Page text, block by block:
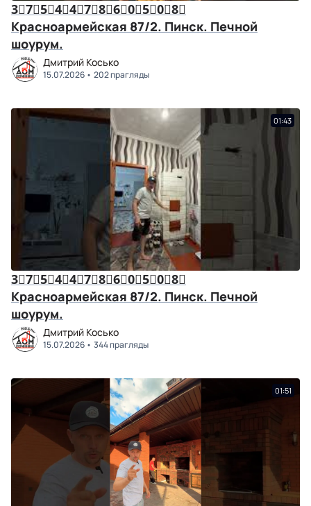
3⃣7⃣5⃣4⃣4⃣7⃣8⃣6⃣0⃣5⃣0⃣8⃣
Красноармейская 87/2. Пинск. Печной
шоурум.
Дмитрий Косько
15.07.2026 202 прагляды
01:43
3⃣7⃣5⃣4⃣4⃣7⃣8⃣6⃣0⃣5⃣0⃣8⃣
Красноармейская 87/2. Пинск. Печной
шоурум.
Дмитрий Косько
15.07.2026 344 прагляды
01:51